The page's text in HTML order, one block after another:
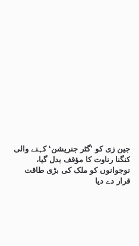
جین زی کو ’گٹر جنریشن‘ کہنے والی
کنگنا رناوت کا مؤقف بدل گیا،
نوجوانوں کو ملک کی بڑی طاقت
قرار دے دیا